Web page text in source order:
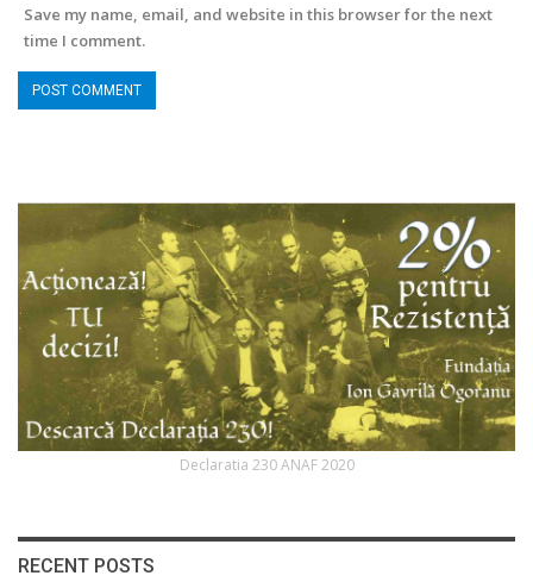
Save my name, email, and website in this browser for the next
time I comment.
Declaratia 230 ANAF 2020
RECENT POSTS